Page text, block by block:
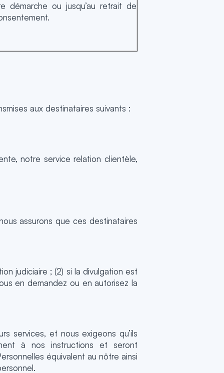
démarche ou jusqu’au retrait de
aux destinataires suivants :
notre service relation clientèle,
assurons que ces destinataires
judiciaire ; (2) si la divulgation est
en demandez ou en autorisez la
services, et nous exigeons qu’ils
à nos instructions et seront
équivalent au nôtre ainsi